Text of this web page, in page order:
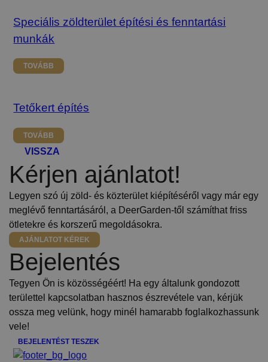
Speciális zöldterület építési és fenntartási
munkák
TOVÁBB
Tetőkert építés
TOVÁBB
VISSZA
Kérjen ajánlatot!
Legyen szó új zöld- és közterület kiépítéséről vagy már egy
meglévő fenntartásáról, a DeerGarden-től számíthat friss
ötletekre és korszerű megoldásokra.
AJÁNLATOT KÉREK
Bejelentés
Tegyen Ön is közösségéért! Ha egy általunk gondozott
területtel kapcsolatban hasznos észrevétele van, kérjük
ossza meg velünk, hogy minél hamarabb foglalkozhassunk
vele!
BEJELENTÉST TESZEK